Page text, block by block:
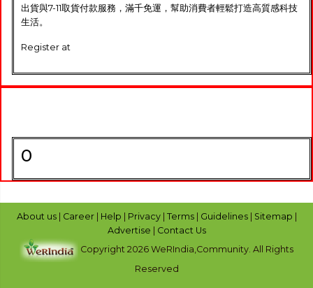
出貨與7-11取貨付款服務，滿千免運，幫助消費者輕鬆打造高質感科技
生活。
Register at
0
About us | Career | Help | Privacy | Terms | Guidelines | Sitemap |
Advertise | Contact Us
Copyright 2026 WeRIndia,Community. All Rights
Reserved